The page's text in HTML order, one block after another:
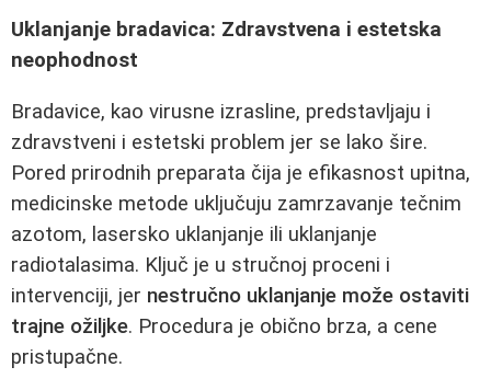
Uklanjanje bradavica: Zdravstvena i estetska
neophodnost
Bradavice, kao virusne izrasline, predstavljaju i
zdravstveni i estetski problem jer se lako šire.
Pored prirodnih preparata čija je efikasnost upitna,
medicinske metode uključuju zamrzavanje tečnim
azotom, lasersko uklanjanje ili uklanjanje
radiotalasima. Ključ je u stručnoj proceni i
intervenciji, jer nestručno uklanjanje može ostaviti
trajne ožiljke. Procedura je obično brza, a cene
pristupačne.